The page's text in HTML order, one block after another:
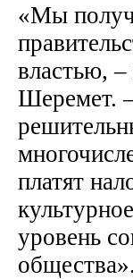
«Мы
властью,
Шеремет.
платят
уровень
общества».